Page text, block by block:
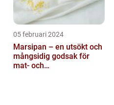
05 februari 2024
Marsipan – en utsökt och
mångsidig godsak för
mat- och